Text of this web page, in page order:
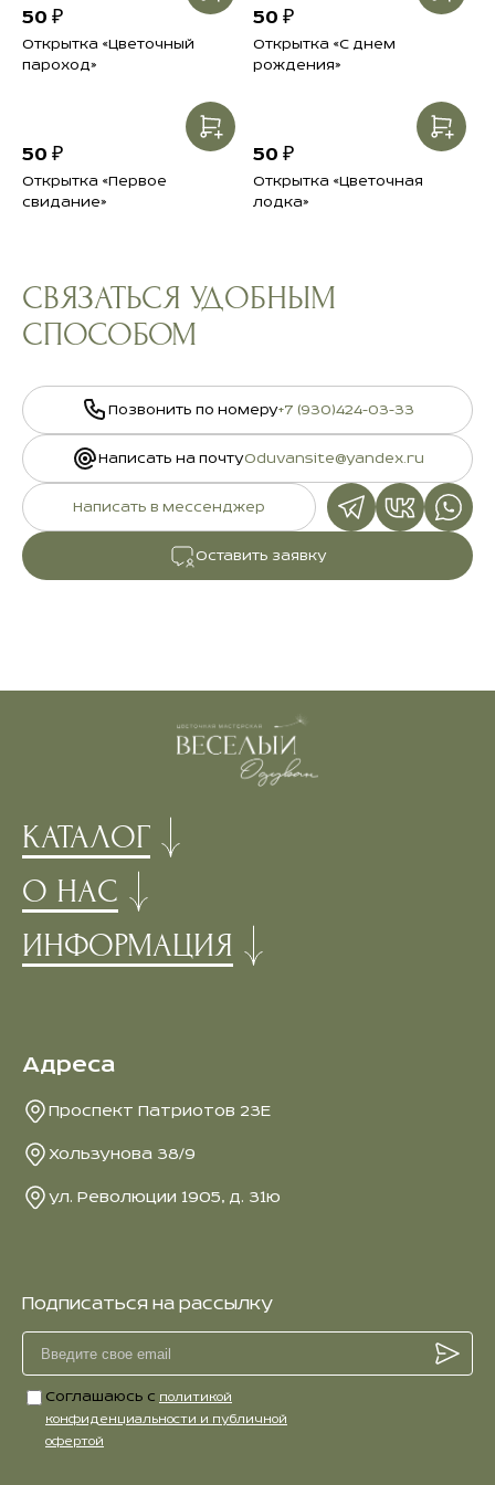
подрезайте стебли.
Наслаждайтесь своим букетом.
Подробнее в разделе
Инструкция свежести
Открытка «Цветочный
пароход»
50 ₽
Открытка «С днем
рождения»
50 ₽
Открытка «Первое
свидание»
50 ₽
Открытка «Цветочная
лодка»
50 ₽
СВЯЗАТЬСЯ УДОБНЫМ
СПОСОБОМ
Позвонить по номеру+7 (930)424-03-33
Написать на почтуOduvansite@yandex.ru
Написать в мессенджер
Оставить заявку
КАТАЛОГ
О НАС
ИНФОРМАЦИЯ
Подписаться на рассылку
Соглашаюсь с политикой
конфиденциальности и публичной
офертой
Адреса
Проспект Патриотов 23Е
Хользунова 38/9
ул. Революции 1905, д. 31ю